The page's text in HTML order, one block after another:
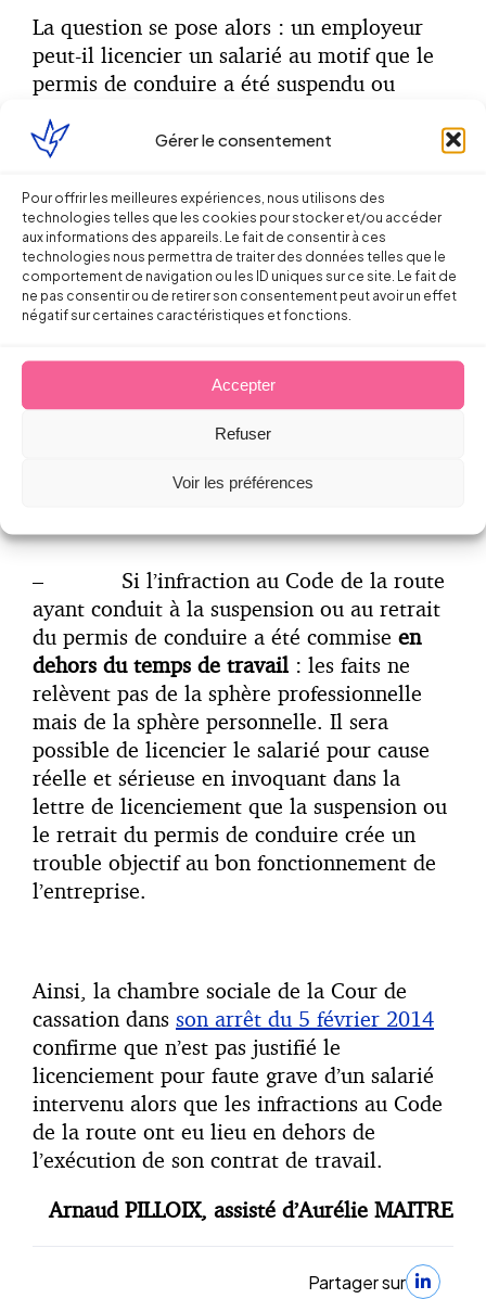
Gérer le consentement
Pour offrir les meilleures expériences, nous utilisons des
technologies telles que les cookies pour stocker et/ou accéder
aux informations des appareils. Le fait de consentir à ces
technologies nous permettra de traiter des données telles que le
comportement de navigation ou les ID uniques sur ce site. Le fait de
ne pas consentir ou de retirer son consentement peut avoir un effet
négatif sur certaines caractéristiques et fonctions.
Accepter
Refuser
Voir les préférences
La question se pose alors : un employeur
peut-il licencier un salarié au motif que le
permis de conduire a été suspendu ou
retiré ?
Deux hypothèses sont à distinguer :
– Si l’infraction au Code de la route
du permis de conduire a été commise
pendant le temps de travail
licenciement pour faute pourra être
juillet 2013, n° 12-16878).
– Si l’infraction au Code de la route
ayant conduit à la suspension ou au retrait
du permis de conduire a été commise en
dehors du temps de travail : les faits ne
relèvent pas de la sphère professionnelle
mais de la sphère personnelle. Il sera
possible de licencier le salarié pour cause
réelle et sérieuse en invoquant dans la
lettre de licenciement que la suspension ou
le retrait du permis de conduire crée un
trouble objectif au bon fonctionnement de
l’entreprise.
Ainsi, la chambre sociale de la Cour de
cassation dans son arrêt du 5 février 2014
confirme que n’est pas justifié le
licenciement pour faute grave d’un salarié
intervenu alors que les infractions au Code
de la route ont eu lieu en dehors de
l’exécution de son contrat de travail.
Arnaud PILLOIX, assisté d’Aurélie MAITRE
Partager sur